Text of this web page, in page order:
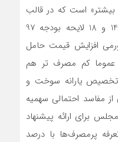
بیشتر» است که در قالب
گزارش های بررسی تبصره های 14 و 18 لایحه بودجه 97
افزایش قیمت حامل
عموما کم مصرف تر هم
یارانه سوخت و
از مفاسد احتمالی سهمیه
برای ارائه پیشنهاد
پرمصرف‌ها با درصد